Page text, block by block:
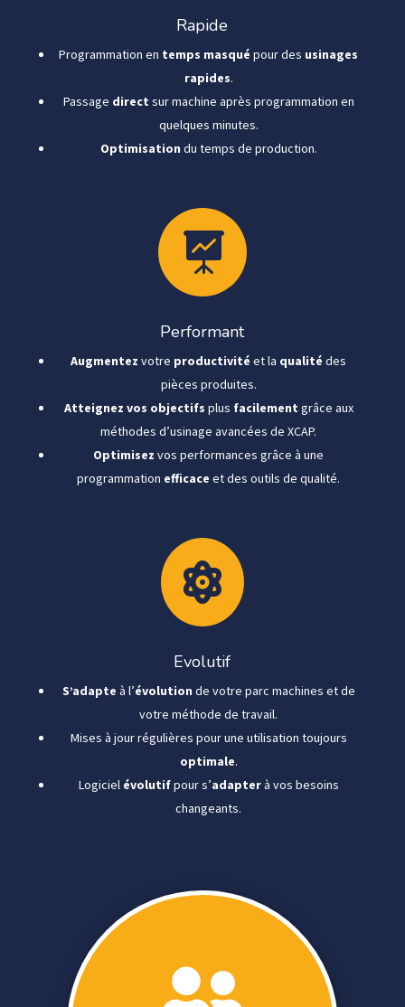
Rapide
Programmation en temps masqué pour des usinages
rapides.
Passage direct sur machine après programmation en
quelques minutes.
Optimisation du temps de production.

Performant
Augmentez votre productivité et la qualité des
pièces produites.
Atteignez vos objectifs plus facilement grâce aux
méthodes d’usinage avancées de XCAP.
Optimisez vos performances grâce à une
programmation efficace et des outils de qualité.

Evolutif
S’adapte à l’évolution de votre parc machines et de
votre méthode de travail.
Mises à jour régulières pour une utilisation toujours
optimale.
Logiciel évolutifpour s’adapterà vos besoins
changeants.